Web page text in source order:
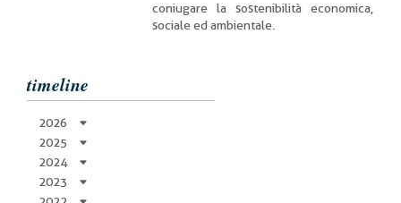
coniugare la sostenibilità economica,
sociale ed ambientale.
timeline
2026
2025
2024
2023